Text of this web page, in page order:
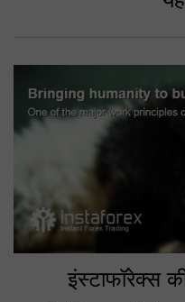
इंस्टाफॉरेक्स